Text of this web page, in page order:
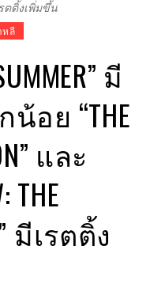
รตติ้งเพิ่มขึ้น
หลี
มี
อย “THE
และ
THE
มีเรตติ้ง